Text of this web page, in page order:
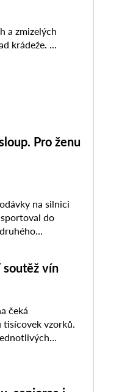
Pro ženu
na silnici
do
soutěž vín
čeká